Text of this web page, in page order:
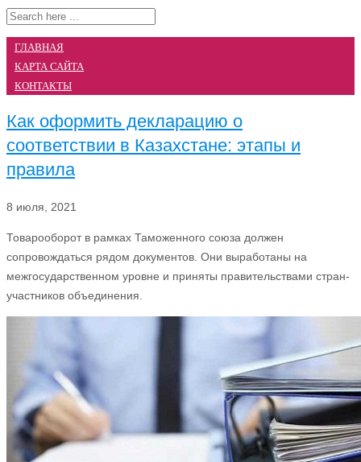
ГЛАВНАЯ
КАРТА САЙТА
КОНТАКТЫ
Как оформить декларацию о
соответствии в Казахстане: этапы и
правила
8 июля, 2021
Товарооборот в рамках Таможенного союза должен
сопровождаться рядом документов. Они выработаны на
межгосударственном уровне и приняты правительствами стран-
участников объединения.